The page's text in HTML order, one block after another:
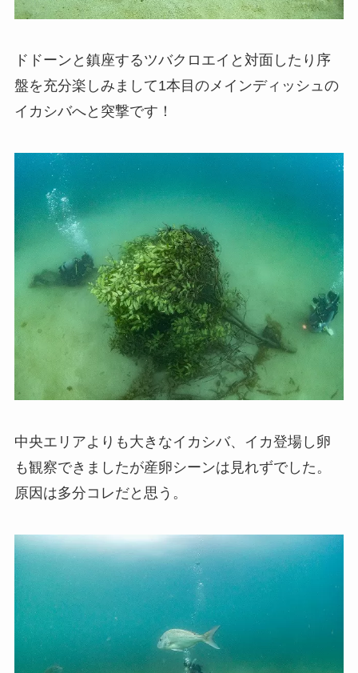
ドドーンと鎮座するツバクロエイと対面したり序
盤を充分楽しみまして1本目のメインディッシュの
イカシバへと突撃です！
中央エリアよりも大きなイカシバ、イカ登場し卵
も観察できましたが産卵シーンは見れずでした。
原因は多分コレだと思う。